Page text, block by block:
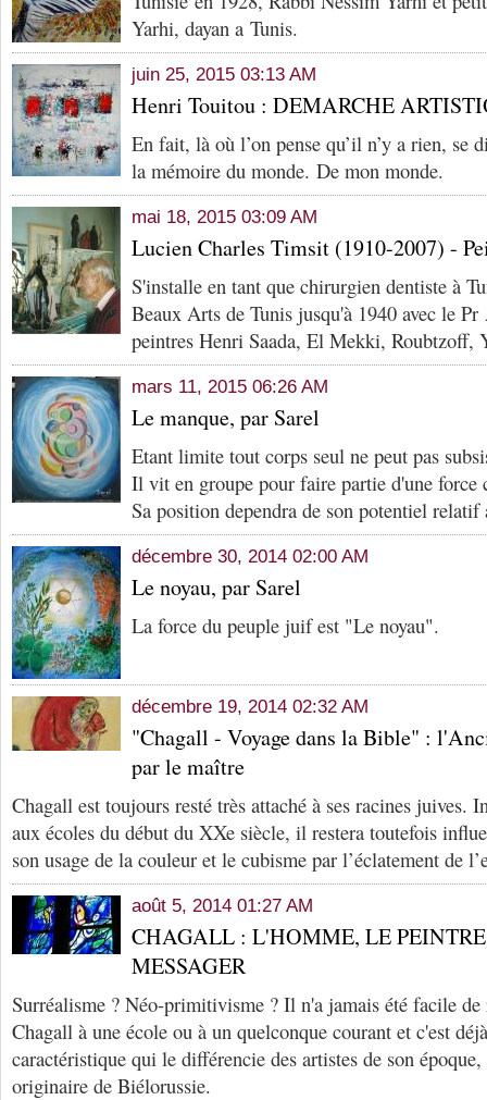
Yarhi, dayan a Tunis.
juin 25, 2015 03:13 AM
Henri Touitou : DEMARCHE
En fait, là où l’on pense qu’il n’y a rien, se
la mémoire du monde. De mon monde.
mai 18, 2015 03:09 AM
Lucien Charles Timsit (1910-2007) -
S'installe en tant que chirurgien dentiste à
Beaux Arts de Tunis jusqu'à 1940 avec le
peintres Henri Saada, El Mekki, Roubtzoff,
mars 11, 2015 06:26 AM
Le manque, par Sarel
Etant limite tout corps seul ne peut pas
Il vit en groupe pour faire partie d'une force
Sa position dependra de son potentiel relatif
décembre 30, 2014 02:00 AM
Le noyau, par Sarel
La force du peuple juif est "Le noyau".
décembre 19, 2014 02:32 AM
"Chagall - Voyage dans la Bible" :
par le maître
Chagall est toujours resté très attaché à ses racines juives.
aux écoles du début du XXe siècle, il restera toutefois
son usage de la couleur et le cubisme par l’éclatement de
août 5, 2014 01:27 AM
CHAGALL : L'HOMME, LE
MESSAGER
Surréalisme ? Néo-primitivisme ? Il n'a jamais été facile de
Chagall à une école ou à un quelconque courant et c'est
caractéristique qui le différencie des artistes de son
originaire de Biélorussie.